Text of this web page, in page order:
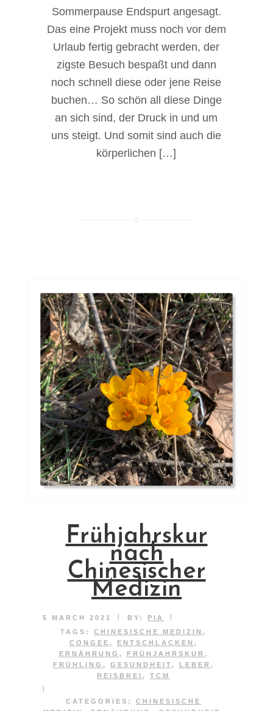
Sommerpause Endspurt angesagt.
Das eine Projekt muss noch vor dem
Urlaub fertig gebracht werden, der
zigste Besuch bespaßt und dann
noch schnell diese oder jene Reise
buchen… So schön all diese Dinge
an sich sind, der Druck in und um
uns steigt. Und somit sind auch die
körperlichen […]
Frühjahrskur
nach
Chinesischer
Medizin
5 MARCH 2021 BY: PIA
TAGS: CHINESISCHE MEDIZIN ,
CONGEE , ENTSCHLACKEN ,
ERNÄHRUNG , FRÜHJAHRSKUR ,
FRÜHLING , GESUNDHEIT , LEBER ,
REISBREI , TCM
CATEGORIES: CHINESISCHE